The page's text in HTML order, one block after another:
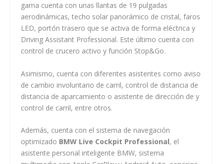
gama cuenta con unas llantas de 19 pulgadas
aerodinámicas, techo solar panorámico de cristal, faros
LED, portón trasero que se activa de forma eléctrica y
Driving Assistant Professional. Este último cuenta con
control de crucero activo y función Stop&Go.
Asimismo, cuenta con diferentes asistentes como aviso
de cambio involuntario de carril, control de distancia de
distancia de aparcamiento o asistente de dirección de y
control de carril, entre otros.
Además, cuenta con el sistema de navegación
optimizado BMW Live Cockpit Professional, el
asistente personal inteligente BMW, sistema